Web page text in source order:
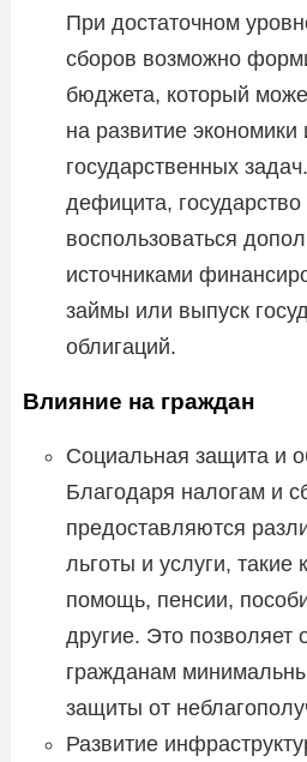
При достаточном
сборов возможно
бюджета, который
на развитие
государственных
дефицита,
воспользоваться
источниками
займы или выпуск
облигаций.
Влияние на граждан
Социальная защита и
Благодаря налогам и
предоставляются
льготы и услуги, такие
помощь, пенсии,
другие. Это позволяет
гражданам
защиты от
Развитие